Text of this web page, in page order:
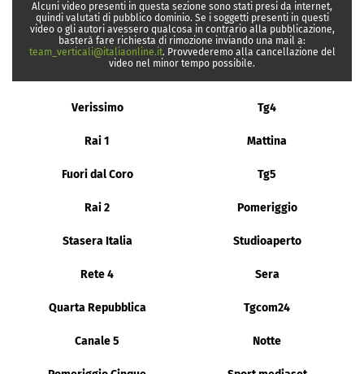
Alcuni video presenti in questa sezione sono stati presi da internet,
quindi valutati di pubblico dominio. Se i soggetti presenti in questi
video o gli autori avessero qualcosa in contrario alla pubblicazione,
basterà fare richiesta di rimozione inviando una mail a:
team_verticali@italiaonline.it. Provvederemo alla cancellazione del
video nel minor tempo possibile.
Verissimo Tg4
Rai 1 Mattina
Fuori dal Coro Tg5
Rai 2 Pomeriggio
Stasera Italia Studioaperto
Rete 4 Sera
Quarta Repubblica Tgcom24
Canale 5 Notte